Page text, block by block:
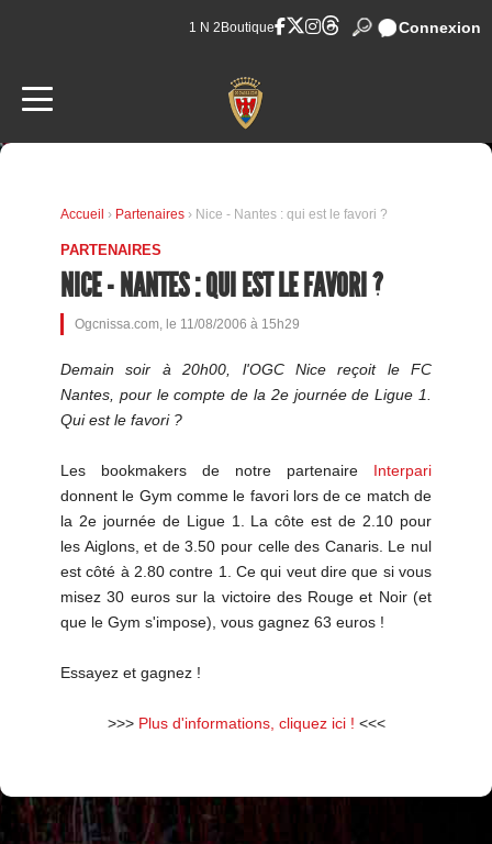
1 N 2 Boutique Connexion
Accueil › Partenaires › Nice - Nantes : qui est le favori ?
PARTENAIRES
NICE - NANTES : QUI EST LE FAVORI ?
Ogcnissa.com, le 11/08/2006 à 15h29
Demain soir à 20h00, l'OGC Nice reçoit le FC
Nantes, pour le compte de la 2e journée de Ligue 1.
Qui est le favori ?
Les bookmakers de notre partenaire Interpari
donnent le Gym comme le favori lors de ce match de
la 2e journée de Ligue 1. La côte est de 2.10 pour
les Aiglons, et de 3.50 pour celle des Canaris. Le nul
est côté à 2.80 contre 1. Ce qui veut dire que si vous
misez 30 euros sur la victoire des Rouge et Noir (et
que le Gym s'impose), vous gagnez 63 euros !
Essayez et gagnez !
>>> Plus d'informations, cliquez ici ! <<<